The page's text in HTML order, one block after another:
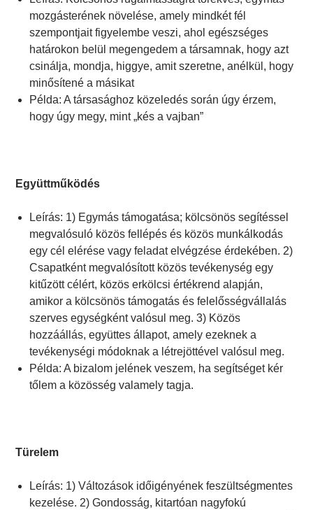
mozgásterének növelése, amely mindkét fél
szempontjait figyelembe veszi, ahol egészséges
határokon belül megengedem a társamnak, hogy azt
csinálja, mondja, higgye, amit szeretne, anélkül, hogy
minősítené a másikat
Példa: A társasághoz közeledés során úgy érzem,
hogy úgy megy, mint „kés a vajban”
Együttműködés
Leírás: 1) Egymás támogatása; kölcsönös segítéssel
megvalósuló közös fellépés és közös munkálkodás
egy cél elérése vagy feladat elvégzése érdekében. 2)
Csapatként megvalósított közös tevékenység egy
kitűzött célért, közös erkölcsi értékrend alapján,
amikor a kölcsönös támogatás és felelősségvállalás
szerves egységként valósul meg. 3) Közös
hozzáállás, együttes állapot, amely ezeknek a
tevékenységi módoknak a létrejöttével valósul meg.
Példa: A bizalom jelének veszem, ha segítséget kér
tőlem a közösség valamely tagja.
Türelem
Leírás: 1) Változások időigényének feszültségmentes
kezelése. 2) Gondosság, kitartóan nagyfokú